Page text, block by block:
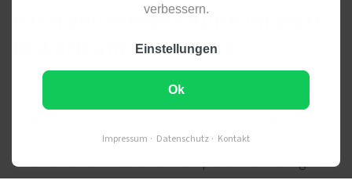
verbessern.
Einstellungen
Ok
Impressum Datenschutz Kontakt
Mitarbeiter­gewinnung im Wett­
bewerb um Fachkräfte
Der Arbeits­markt ist hart um­kämpft: Wer die richt­igen